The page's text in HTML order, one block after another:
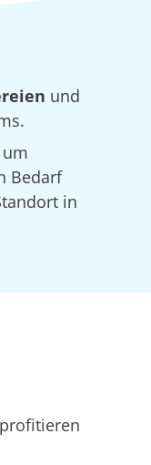
und
Bedarf
in